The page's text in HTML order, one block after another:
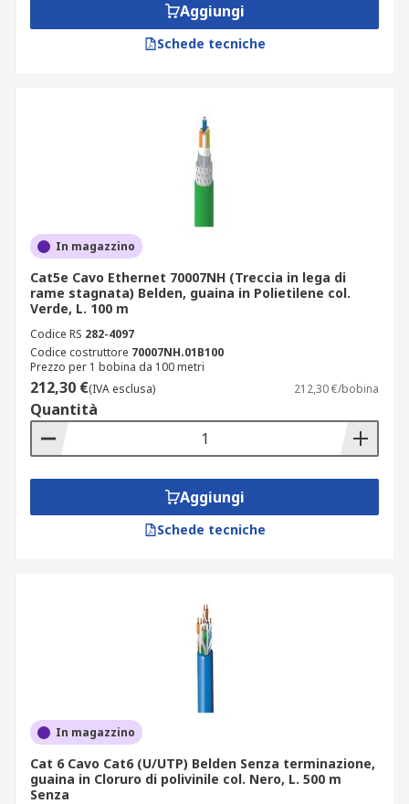
Aggiungi
Schede tecniche
In magazzino
Cat5e Cavo Ethernet 70007NH (Treccia in lega di
rame stagnata) Belden, guaina in Polietilene col.
Verde, L. 100 m
Codice RS 282-4097
Codice costruttore 70007NH.01B100
Prezzo per 1 bobina da 100 metri
212,30 €(IVA esclusa) 212,30 €/bobina
Quantità
Aggiungi
Schede tecniche
In magazzino
Cat 6 Cavo Cat6 (U/UTP) Belden Senza terminazione,
guaina in Cloruro di polivinile col. Nero, L. 500 m
Senza